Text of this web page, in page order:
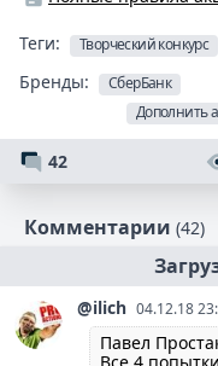
Теги: Творческий конкурс
Бренды:
СберБанк
Дополнить
42
Комментарии (42)
@ilich 04.12.18
Павел